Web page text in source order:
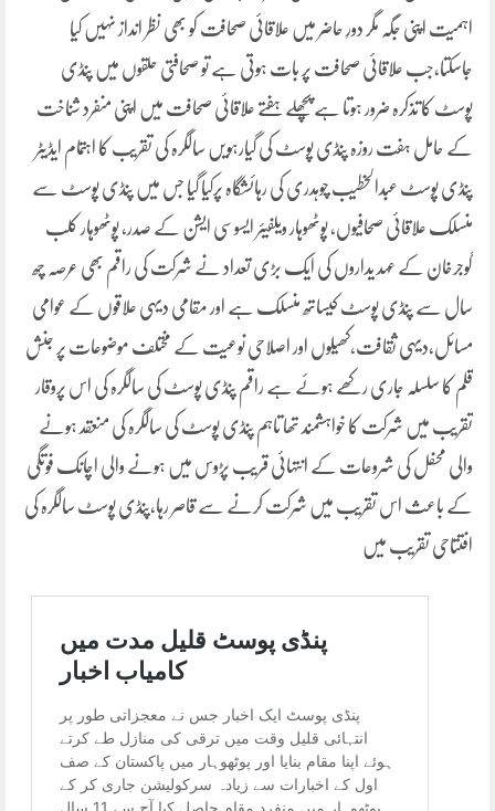
اہمیت اپنی جگہ مگر دورِ حاضر میں علاقائی صحافت کو بھی نظر انداز نہیں کیا
جاسکتا،جب علاقائی صحافت پر بات ہوتی ہے تو صحافتی حلقوں میں پنڈی
پوسٹ کا تذکرہ ضرور ہوتا ہے پچھلے ہفتے علاقائی صحافت میں اپنی منفرد شناخت
کے حامل ہفت روزہ پنڈی پوسٹ کی گیارہویں سالگرہ کی تقریب کا اہتمام ایڈیٹر
پنڈی پوسٹ عبدالخطیب چوہدری کی رہائشگاہ پرکیا گیا جس میں پنڈی پوسٹ سے
منسلک علاقائی صحافیوں، پوٹھوہار ویلفیئر ایسوسی ایشن کے صدر، پوٹھوہار کلب
گوجرخان کے عہد یداروں کی ایک بڑی تعداد نے شرکت کی راقم بھی عرصہ چھ
سال سے پنڈی پوسٹ کیساتھ منسلک ہے اور مقامی دیہی علاقوں کے عوامی
مسائل،دیہی ثقافت،کھیلوں اور اصلاحی نوعیت کے مختلف موضوعات پر جنش
قلم کا سلسلہ جاری رکھے ہوئے ہے راقم پنڈی پوسٹ کی سالگرہ کی اس پروقار
تقریب میں شرکت کا خواہشمند تھا تاہم پنڈی پوسٹ کی سالگرہ کی منعقد ہونے
والی محفل کی شروعات کے انتہائی قریب پڑوس میں ہونے والی اچانک فوتگی
کے باعث اس تقریب میں شرکت کرنے سے قاصر رہا،پنڈی پوسٹ سالگرہ کی
افتتاحی تقریب میں